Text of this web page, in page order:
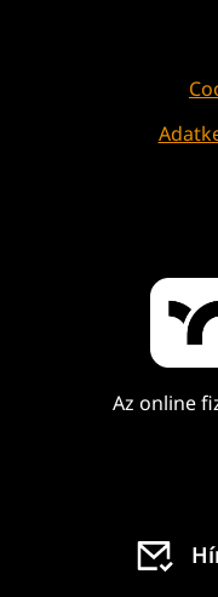
Az online